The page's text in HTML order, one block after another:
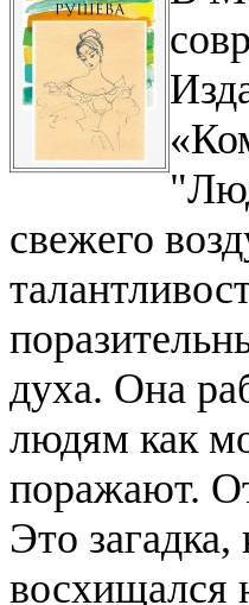
свежего
духа. Она
людям как
поражают.
Это
восхищался